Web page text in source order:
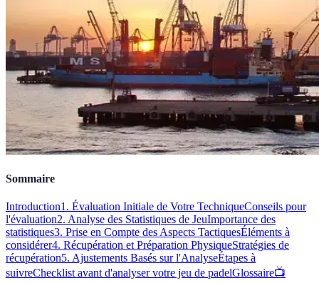
Sommaire
Introduction1. Évaluation Initiale de Votre TechniqueConseils pour
l'évaluation2. Analyse des Statistiques de JeuImportance des
statistiques3. Prise en Compte des Aspects TactiquesÉléments à
considérer4. Récupération et Préparation PhysiqueStratégies de
récupération5. Ajustements Basés sur l'AnalyseÉtapes à
suivreChecklist avant d'analyser votre jeu de padelGlossaire📺